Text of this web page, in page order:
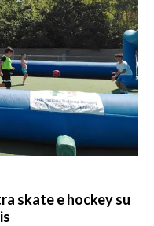
skate e hockey su